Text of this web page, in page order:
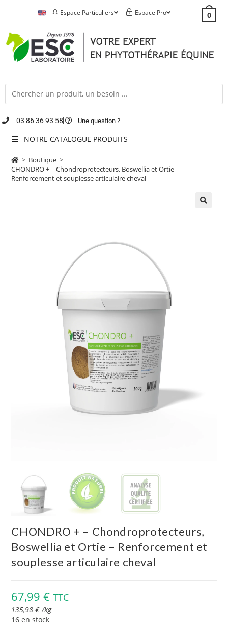
Espace Particuliers Espace Pro 0
03 86 36 93 58 Une question ?
NOTRE CATALOGUE PRODUITS
> Boutique >
CHONDRO + – Chondroprotecteurs, Boswellia et Ortie –
Renforcement et souplesse articulaire cheval
CHONDRO + – Chondroprotecteurs,
Boswellia et Ortie – Renforcement et
souplesse articulaire cheval
67,99€ TTC
135,98€ /kg
16 en stock